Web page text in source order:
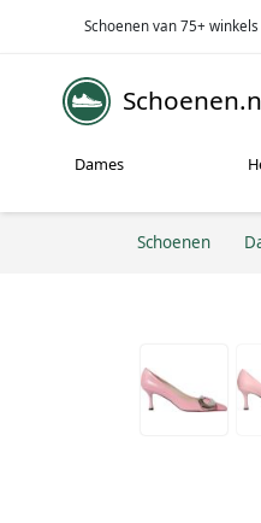
Schoenen van 75+ winkels
Dames
Schoenen